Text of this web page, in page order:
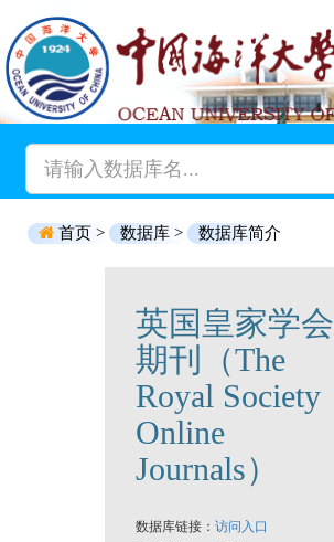
首页 > 数据库 > 数据库简介
英国皇家学会
期刊（The
Royal Society
Online
Journals）
数据库链接： 访问入口